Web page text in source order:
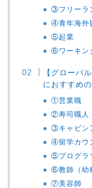
③フリーラ
④青年海外
⑤起業
⑥ワーキン
【グローバ
におすすめ
①営業職
②寿司職人
③キャビン
④留学カウ
⑤プログラ
⑥教師（幼
⑦美容師